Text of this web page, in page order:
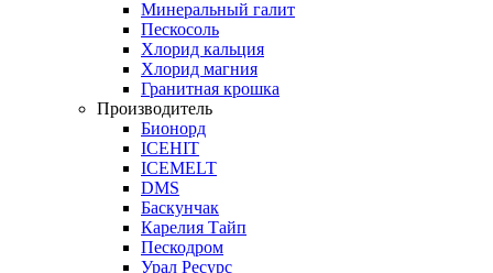
Минеральный галит
Пескосоль
Хлорид кальция
Хлорид магния
Гранитная крошка
Производитель
Бионорд
ICEHIT
ICEMELT
DMS
Баскунчак
Карелия Тайп
Пескодром
Урал Ресурс